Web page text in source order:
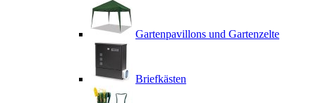
Gartenpavillons und Gartenzelte
Briefkästen